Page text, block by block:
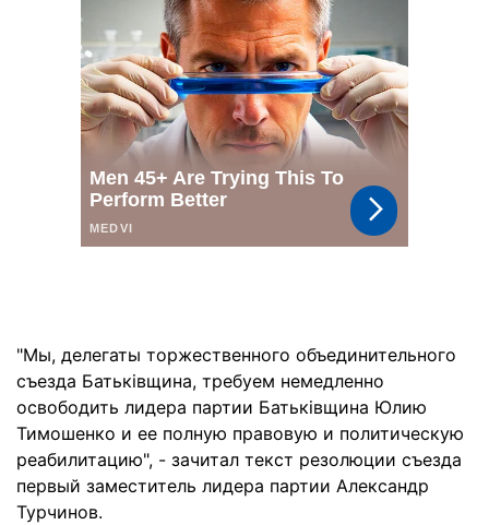
"Мы, делегаты торжественного объединительного
съезда Батьківщина, требуем немедленно
освободить лидера партии Батьківщина Юлию
Тимошенко и ее полную правовую и политическую
реабилитацию", - зачитал текст резолюции съезда
первый заместитель лидера партии Александр
Турчинов.